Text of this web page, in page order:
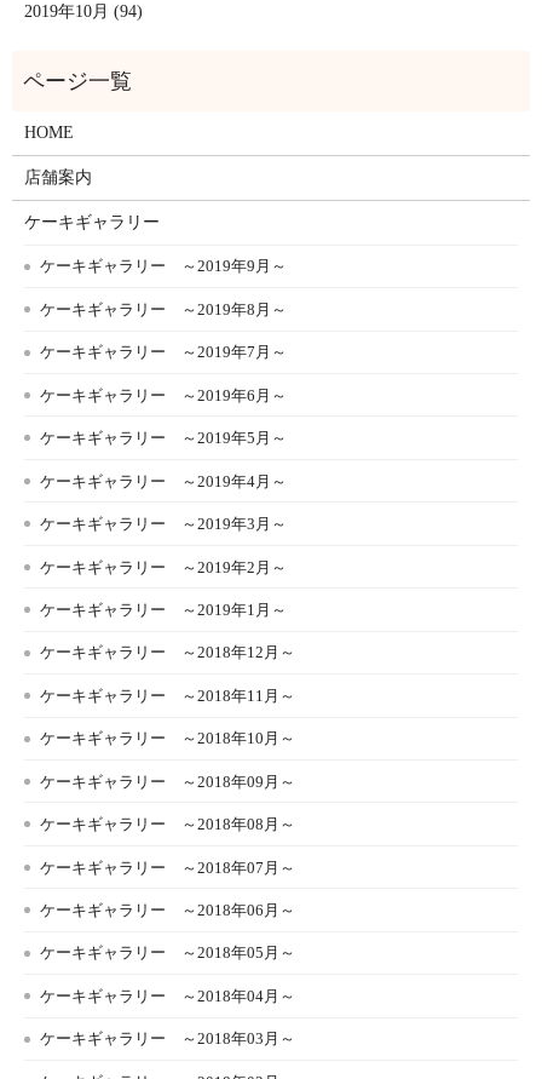
2019年10月 (94)
HOME
店舗案内
ケーキギャラリー
ケーキギャラリー ～2019年9月～
ケーキギャラリー ～2019年8月～
ケーキギャラリー ～2019年7月～
ケーキギャラリー ～2019年6月～
ケーキギャラリー ～2019年5月～
ケーキギャラリー ～2019年4月～
ケーキギャラリー ～2019年3月～
ケーキギャラリー ～2019年2月～
ケーキギャラリー ～2019年1月～
ケーキギャラリー ～2018年12月～
ケーキギャラリー ～2018年11月～
ケーキギャラリー ～2018年10月～
ケーキギャラリー ～2018年09月～
ケーキギャラリー ～2018年08月～
ケーキギャラリー ～2018年07月～
ケーキギャラリー ～2018年06月～
ケーキギャラリー ～2018年05月～
ケーキギャラリー ～2018年04月～
ケーキギャラリー ～2018年03月～